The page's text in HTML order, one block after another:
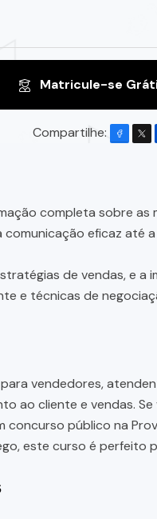
Matricule-se
Compartilhe:
completa sobre as
eficaz até
de vendas, e a
e técnicas de
vendedores,
ao cliente e vendas.
público na
este curso é perfeito